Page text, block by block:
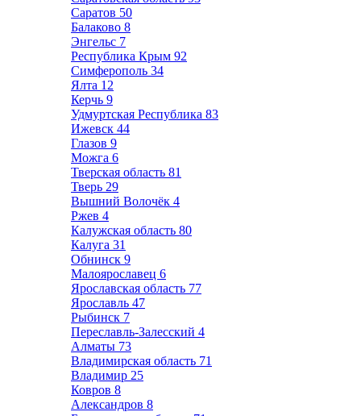
Саратов 50
Балаково 8
Энгельс 7
Республика Крым 92
Симферополь 34
Ялта 12
Керчь 9
Удмуртская Республика 83
Ижевск 44
Глазов 9
Можга 6
Тверская область 81
Тверь 29
Вышний Волочёк 4
Ржев 4
Калужская область 80
Калуга 31
Обнинск 9
Малоярославец 6
Ярославская область 77
Ярославль 47
Рыбинск 7
Переславль-Залесский 4
Алматы 73
Владимирская область 71
Владимир 25
Ковров 8
Александров 8